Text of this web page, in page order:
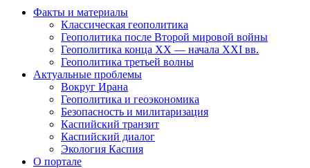
Факты и материалы
Классическая геополитика
Геополитика после Второй мировой войны
Геополитика конца XX — начала XXI вв.
Геополитика третьей волны
Актуальные проблемы
Вокруг Ирана
Геополитика и геоэкономика
Безопасность и милитаризация
Каспийский транзит
Каспийский диалог
Экология Каспия
О портале